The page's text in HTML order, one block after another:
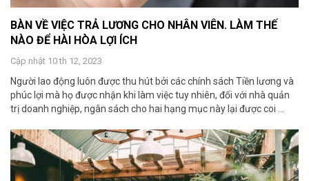
BÀN VỀ VIỆC TRẢ LƯƠNG CHO NHÂN VIÊN. LÀM THẾ
NÀO ĐỂ HÀI HÒA LỢI ÍCH
Cập nhật 10 th 12, 2023
Người lao động luôn được thu hút bởi các chính sách Tiền lương và
phúc lợi mà họ được nhận khi làm việc tuy nhiên, đối với nhà quản
trị doanh nghiệp, ngân sách cho hai hạng mục này lại được coi ...